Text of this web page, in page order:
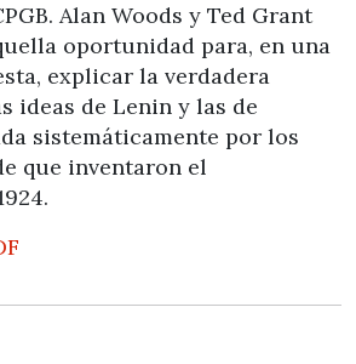
Alan Woods y Ted Grant
oportunidad para, en una
explicar la verdadera
ideas de Lenin y las de
sistemáticamente por los
que inventaron el